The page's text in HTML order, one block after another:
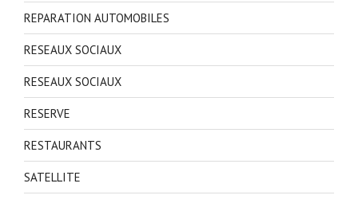
REPARATION AUTOMOBILES
RESEAUX SOCIAUX
RESEAUX SOCIAUX
RESERVE
RESTAURANTS
SATELLITE